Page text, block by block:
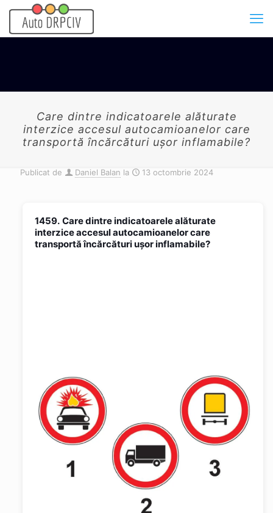
Care dintre indicatoarele alăturate
interzice accesul autocamioanelor care
transportă încărcături uşor inflamabile?
Publicat de Daniel Balan la 13 octombrie 2024
1459. Care dintre indicatoarele alăturate
interzice accesul autocamioanelor care
transportă încărcături uşor inflamabile?